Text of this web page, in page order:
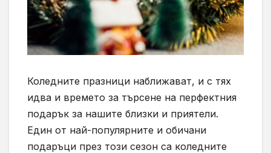
Коледните празници наближават, и с тях
идва и времето за търсене на перфектния
подарък за нашите близки и приятели.
Един от най-популярните и обичани
подаръци през този сезон са коледните